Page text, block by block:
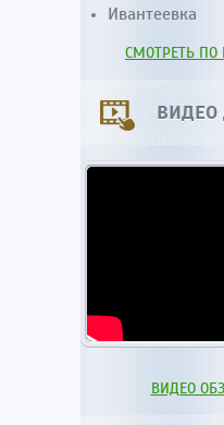
Ивантеевка
СМОТРЕТЬ
ВИДЕО